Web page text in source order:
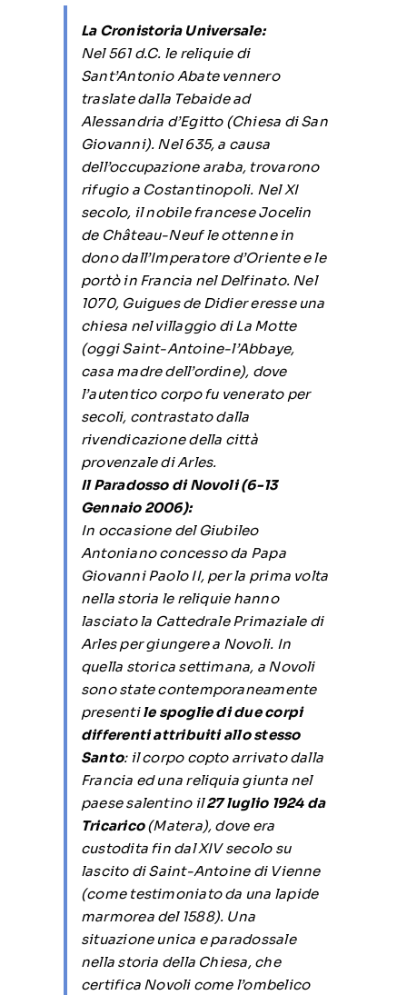
La Cronistoria Universale:
Nel 561 d.C. le reliquie di
Sant’Antonio Abate vennero
traslate dalla Tebaide ad
Alessandria d’Egitto (Chiesa di San
Giovanni). Nel 635, a causa
dell’occupazione araba, trovarono
rifugio a Costantinopoli. Nel XI
secolo, il nobile francese Jocelin
de Château-Neuf le ottenne in
dono dall’Imperatore d’Oriente e le
portò in Francia nel Delfinato. Nel
1070, Guigues de Didier eresse una
chiesa nel villaggio di La Motte
(oggi Saint-Antoine-l’Abbaye,
casa madre dell’ordine), dove
l’autentico corpo fu venerato per
secoli, contrastato dalla
rivendicazione della città
provenzale di Arles.
Il Paradosso di Novoli (6-13
Gennaio 2006):
In occasione del Giubileo
Antoniano concesso da Papa
Giovanni Paolo II, per la prima volta
nella storia le reliquie hanno
lasciato la Cattedrale Primaziale di
Arles per giungere a Novoli. In
quella storica settimana, a Novoli
sono state contemporaneamente
presentile spoglie di due corpi
differenti attribuiti allo stesso
Santo: il corpo copto arrivato dalla
Francia ed una reliquia giunta nel
paese salentino il27 luglio 1924 da
Tricarico(Matera), dove era
custodita fin dal XIV secolo su
lascito di Saint-Antoine di Vienne
(come testimoniato da una lapide
marmorea del 1588). Una
situazione unica e paradossale
nella storia della Chiesa, che
certifica Novoli come l’ombelico